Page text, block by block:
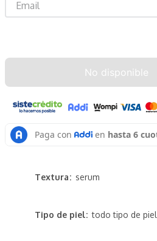
No disponible
Tipo de piel todo tipo de piel
Textura serum